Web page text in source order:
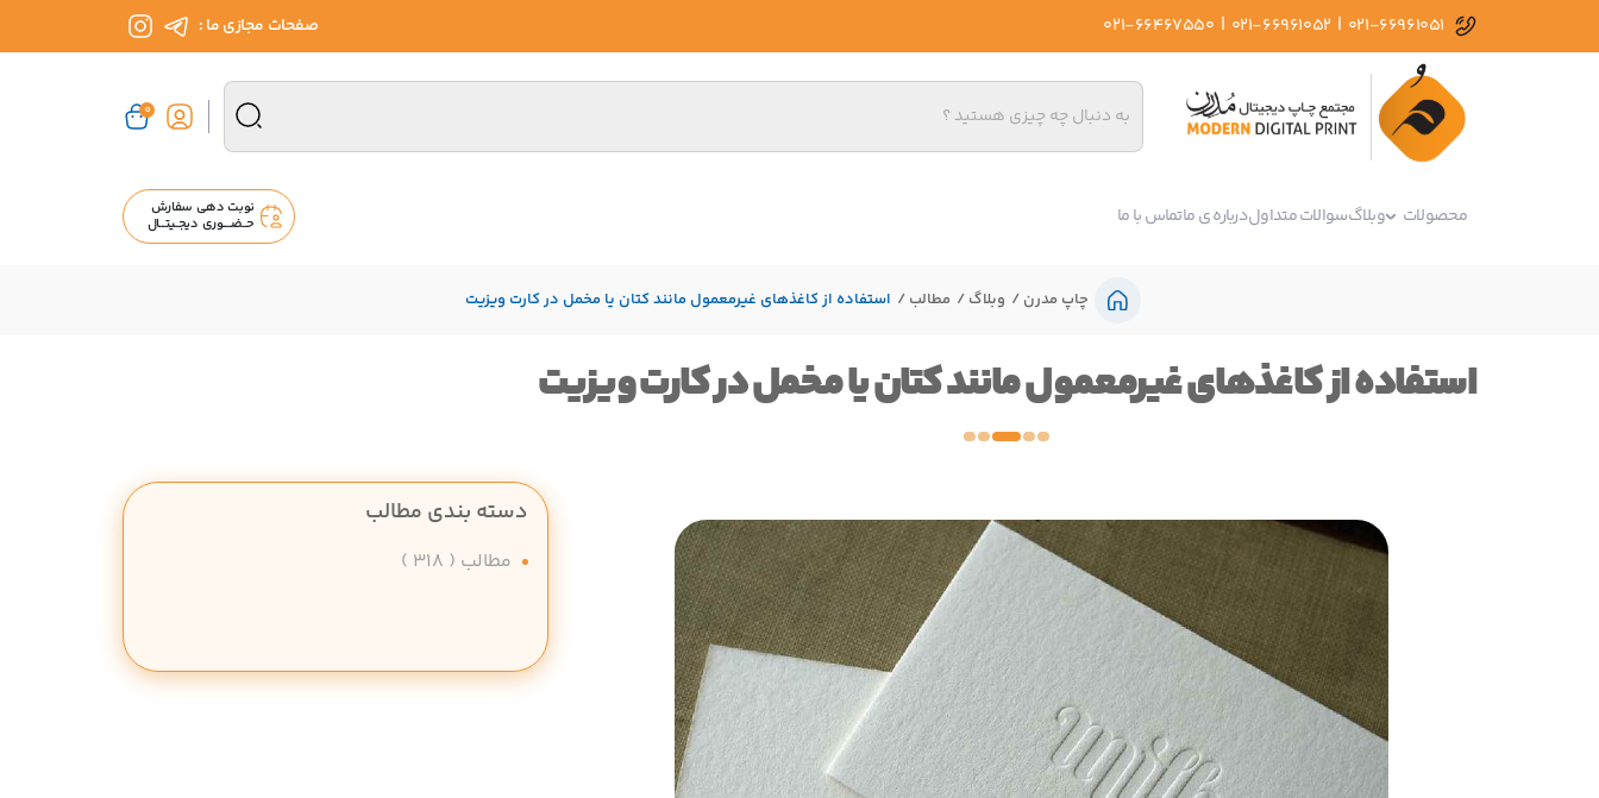
021-66961051
|
021-66961052
|
021-66467550 صفحات مجازی ما :
0
محصولات وبلاگسوالات متداولدرباره ی ماتماس با ما
نوبت دهی سفارش
حــضــــوری دیجــیتـــال
چاپ مدرن وبلاگ مطالب استفاده از کاغذهای غیرمعمول مانند کتان یا مخمل در کارت ویزیت
استفاده از کاغذهای غیرمعمول مانند کتان یا مخمل در کارت ویزیت
دسته بندی مطالب
مطالب ( 318 )